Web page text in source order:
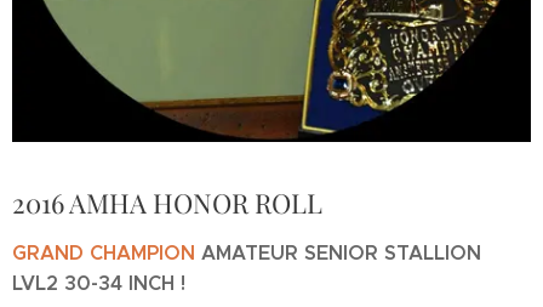
2016 AMHA HONOR ROLL
GRAND CHAMPION AMATEUR SENIOR STALLION
LVL2 30-34 INCH !